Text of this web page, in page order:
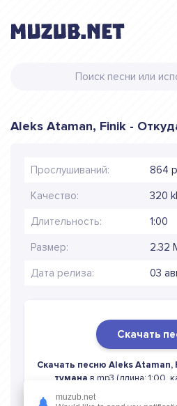
Aleks Ataman, Finik -
Прослушиваний: 864
Качество: 320
Длительность: 1:00
Размер: 2.32
Дата релиза: 03
Скачать
Скачать песню Aleks Ataman,
тумана в mp3 (длина: 1:00,
бесплатно или слушать
muzub.net